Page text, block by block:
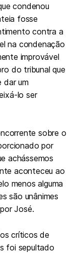
condenou
fosse
contra a
na condenação
improvável
do tribunal que
dar um
lo ser
sobre o
por
achássemos
aconteceu ao
menos alguma
são unânimes
José.
críticos de
foi sepultado